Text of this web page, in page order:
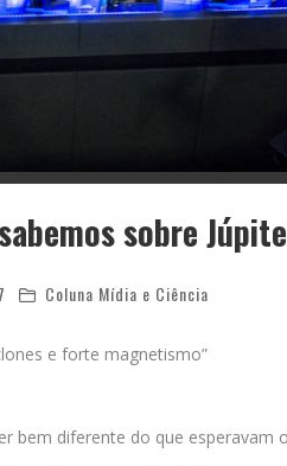
sobre
Coluna Mídia e Ciência
e forte magnetismo”
bem diferente do que esperavam